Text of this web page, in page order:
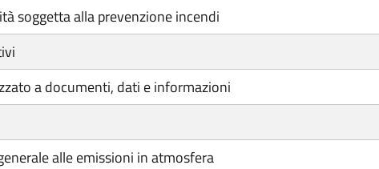
soggetta alla prevenzione incendi
a documenti, dati e informazioni
alle emissioni in atmosfera